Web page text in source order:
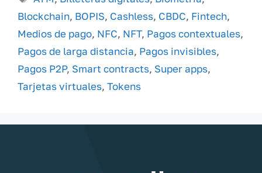
Blockchain, BOPIS, Cashless, CBDC, Fintech,
Medios de pago, NFC, NFT, Pagos contextuales,
Pagos de larga distancia, Pagos invisibles,
Pagos P2P, Smart contracts, Super apps,
Tarjetas virtuales, Tokens